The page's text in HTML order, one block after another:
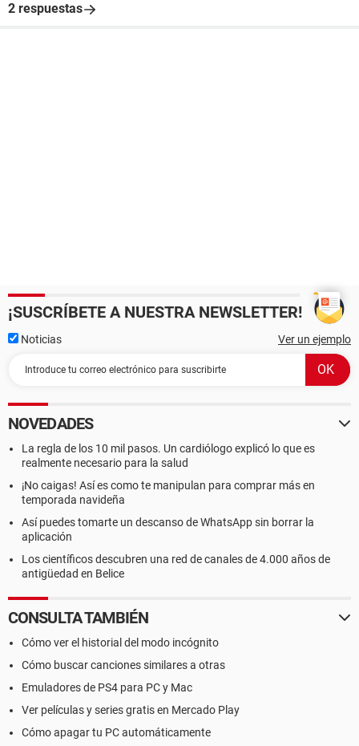
2 respuestas
¡SUSCRÍBETE A NUESTRA NEWSLETTER!
Noticias Ver un ejemplo
NOVEDADES
La regla de los 10 mil pasos. Un cardiólogo explicó lo que es
realmente necesario para la salud
¡No caigas! Así es como te manipulan para comprar más en
temporada navideña
Así puedes tomarte un descanso de WhatsApp sin borrar la
aplicación
Los científicos descubren una red de canales de 4.000 años de
antigüedad en Belice
CONSULTA TAMBIÉN
Cómo ver el historial del modo incógnito
Cómo buscar canciones similares a otras
Emuladores de PS4 para PC y Mac
Ver películas y series gratis en Mercado Play
Cómo apagar tu PC automáticamente